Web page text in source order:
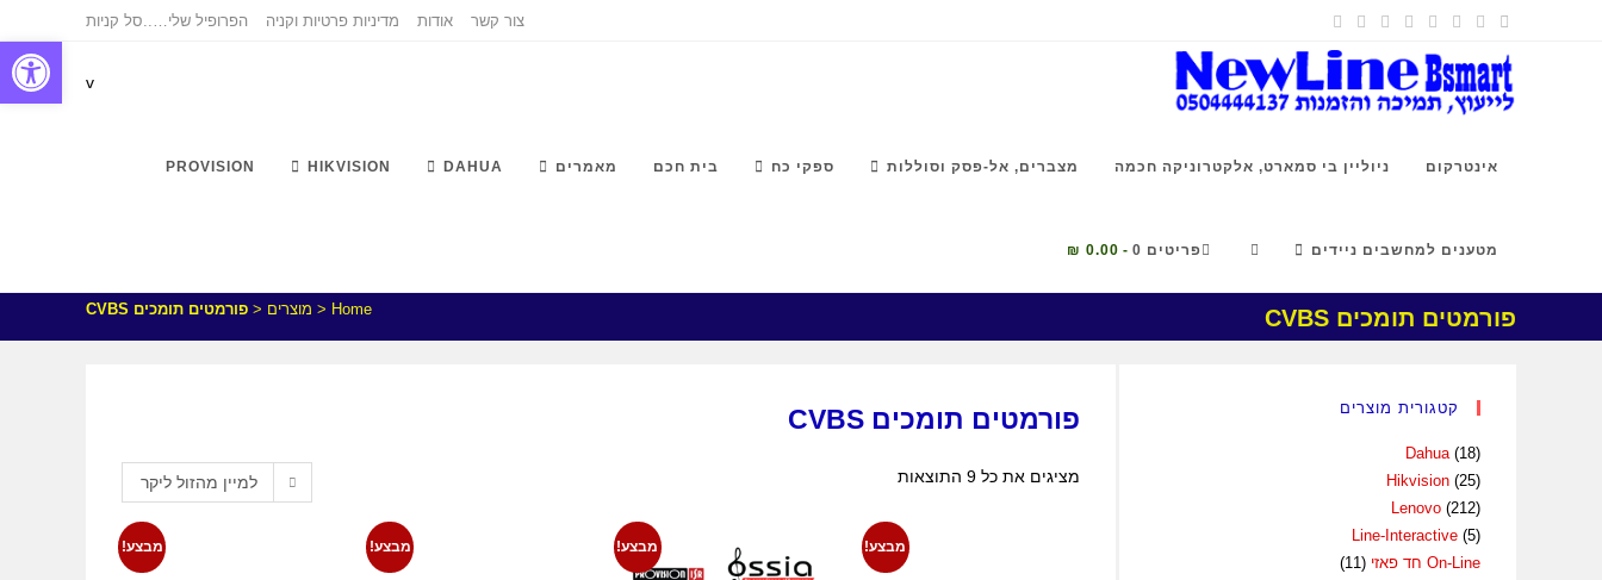
צור קשר אודות מדיניות פרטיות וקניה הפרופיל שלי…..סל קניות
v
אינטרקום ניוליין בי סמארט, אלקטרוניקה חכמה מצברים, אל-פסק וסוללות ספקי כח בית חכם מאמרים DAHUA
HIKVISION
PROVISION
מטענים למחשבים ניידים פריטים 0 0.00 ₪
פורמטים תומכים CVBS Home
< מוצרים < פורמטים תומכים CVBS
פורמטים תומכים CVBS
מציגים את כל ⁦9⁩ התוצאות למיין מהזול ליקר
מבצע! מבצע! מבצע! מבצע!
קטגורית מוצרים
Dahua (18)
Hikvision (25)
Lenovo (212)
Line-Interactive (5)
On-Line חד פאזי
(11)